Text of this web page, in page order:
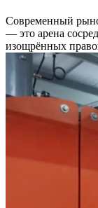
Современный
— это арена
изощрённых